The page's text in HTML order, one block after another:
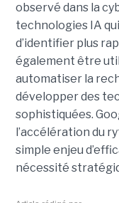
observé dans la
technologies IA
d’identifier plus
également être
automatiser la
développer des
sophistiquées.
l’accélération du
simple enjeu
nécessité